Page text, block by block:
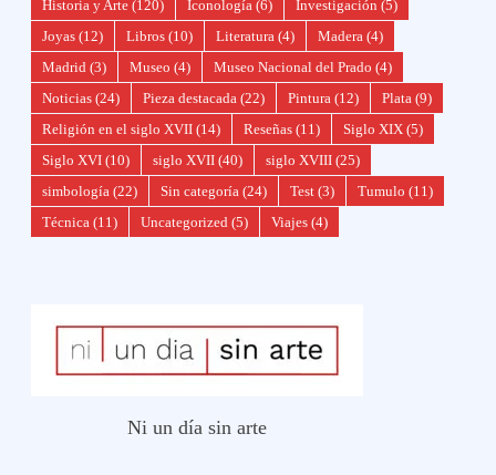
Historia y Arte (120) Iconología (6) Investigación (5)
Joyas (12) Libros (10) Literatura (4) Madera (4)
Madrid (3) Museo (4) Museo Nacional del Prado (4)
Noticias (24) Pieza destacada (22) Pintura (12) Plata (9)
Religión en el siglo XVII (14) Reseñas (11) Siglo XIX (5)
Siglo XVI (10) siglo XVII (40) siglo XVIII (25)
simbología (22) Sin categoría (24) Test (3) Tumulo (11)
Técnica (11) Uncategorized (5) Viajes (4)
Ni un día sin arte